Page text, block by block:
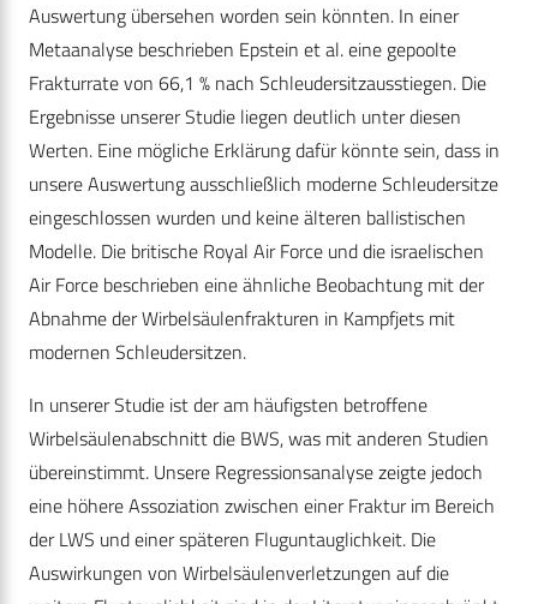
Auswertung übersehen worden sein könnten. In einer
Metaanalyse beschrieben Epstein et al. eine gepoolte
Frakturrate von 66,1 % nach Schleudersitzausstiegen. Die
Ergebnisse unserer Studie liegen deutlich unter diesen
Werten. Eine mögliche Erklärung dafür könnte sein, dass in
unsere Auswertung ausschließlich moderne Schleudersitze
eingeschlossen wurden und keine älteren ballistischen
Modelle. Die britische Royal Air Force und die israelischen
Air Force beschrieben eine ähnliche Beobachtung mit der
Abnahme der Wirbelsäulenfrakturen in Kampfjets mit
modernen Schleudersitzen.
In unserer Studie ist der am häufigsten betroffene
Wirbelsäulenabschnitt die BWS, was mit anderen Studien
übereinstimmt. Unsere Regressionsanalyse zeigte jedoch
eine höhere Assoziation zwischen einer Fraktur im Bereich
der LWS und einer späteren Fluguntauglichkeit. Die
Auswirkungen von Wirbelsäulenverletzungen auf die